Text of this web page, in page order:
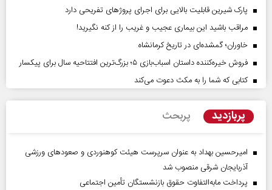
پارک شیرین قابلیت‌ بالایی برای اجرای پروژهای تفریحی دارد
مراقب باشید این بیماری عجیب و غریب را از کنه نگیرید!
خاوران؛ گمشده‌ای در تاریخ کرمانشاه
فروش خیره‌کننده داستان اسباب‌بازی ۵؛ بزرگ‌ترین افتتاحیه سال برای پیکسار
کتابی که شما را به مکث دعوت می‌کند
پربازدید پربحث
امیرحسین بهداد به عنوان سرپرست هیئت کوهنوردی و صعودهای ورزشی
آذربایجان شرقی منصوب شد
پرداخت مابه‌التفاوت حقوق بازنشستگان تأمین اجتماعی